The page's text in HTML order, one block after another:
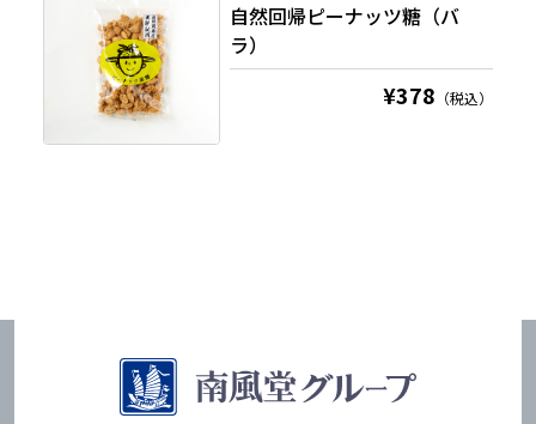
自然回帰ピーナッツ糖（バ
ラ）
¥378 （税込）